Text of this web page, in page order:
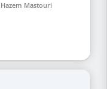
Hazem Mastouri